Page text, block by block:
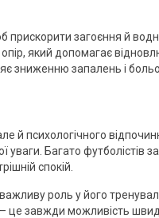
прискорити загоєння й
який допомагає
зниженню запалень і
й психологічного
уваги. Багато футболістів
спокій.
роль у його
це завжди можливість